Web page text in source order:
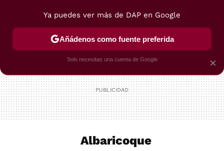
POSTRES VIAJES SELECCIÓN VEGUI
Albaricoque
×
Ya puedes ver más de DAP en Google
Añádenos como fuente preferida
Solo necesitas una cuenta de Google